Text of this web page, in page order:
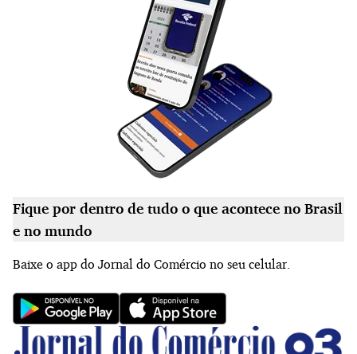
Fique por dentro de tudo o que acontece no Brasil
e no mundo
Baixe o app do Jornal do Comércio no seu celular.